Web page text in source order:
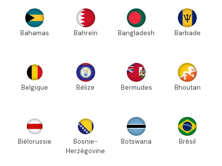
Bahamas Bahreïn Bangladesh Barbade
Belgique Bélize Bermudes Bhoutan
Biélorussie
Bosnie-
Herzégovine
Botswana Brésil